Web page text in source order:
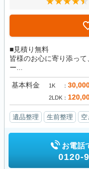
■見積り無料
皆様のお心に寄り添っ
ー...
基本料金 1K
2LDK
遺品整理 生前整理 空
お電話
0120-